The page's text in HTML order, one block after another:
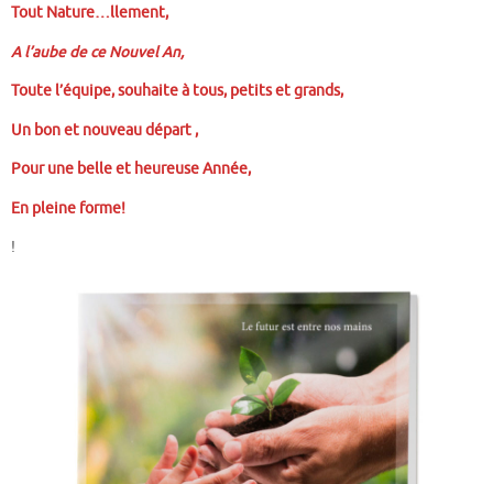
Tout Nature…llement,
A l’aube de ce Nouvel An,
Toute l’équipe, souhaite à tous, petits et grands,
Un bon et nouveau départ ,
Pour une belle et heureuse Année,
En pleine forme!
!